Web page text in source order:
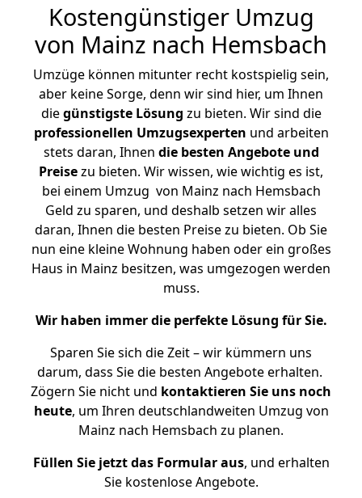
Kostengünstiger Umzug
von Mainz nach Hemsbach
Umzüge können mitunter recht kostspielig sein,
aber keine Sorge, denn wir sind hier, um Ihnen
diegünstigste Lösung zu bieten. Wir sind die
professionellen Umzugsexperten und arbeiten
stets daran, Ihnen die besten Angebote und
Preisezu bieten. Wir wissen, wie wichtig es ist,
bei einem Umzug von Mainz nach Hemsbach
Geld zu sparen, und deshalb setzen wir alles
daran, Ihnen die besten Preise zu bieten. Ob Sie
nun eine kleine Wohnung haben oder ein großes
Haus in Mainz besitzen, was umgezogen werden
muss.
Wir haben immer die perfekte Lösung für Sie.
Sparen Sie sich die Zeit – wir kümmern uns
darum, dass Sie die besten Angebote erhalten.
Zögern Sie nicht und kontaktieren Sie uns noch
heute, um Ihren deutschlandweiten Umzug von
Mainz nach Hemsbach zu planen.
Füllen Sie jetzt das Formular aus, und erhalten
Sie kostenlose Angebote.